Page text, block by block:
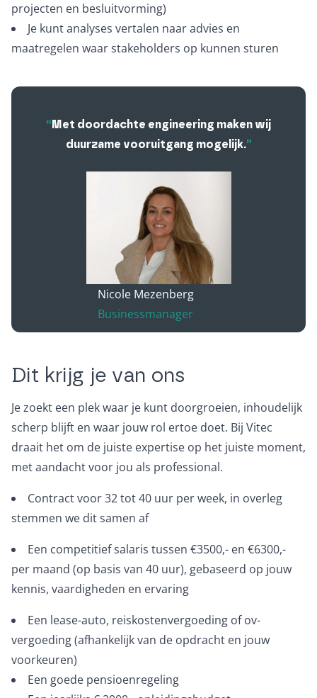
projecten en besluitvorming)
Je kunt analyses vertalen naar advies en
maatregelen waar stakeholders op kunnen sturen
“ Met doordachte engineering maken wij
duurzame vooruitgang mogelijk.”
Nicole Mezenberg
Businessmanager
Dit krijg je van ons
Je zoekt een plek waar je kunt doorgroeien, inhoudelijk
scherp blijft en waar jouw rol ertoe doet. Bij Vitec
draait het om de juiste expertise op het juiste moment,
met aandacht voor jou als professional.
Contract voor 32 tot 40 uur per week, in overleg
stemmen we dit samen af
Een competitief salaris tussen €3500,- en €6300,-
per maand (op basis van 40 uur), gebaseerd op jouw
kennis, vaardigheden en ervaring
Een lease-auto, reiskostenvergoeding of ov-
vergoeding (afhankelijk van de opdracht en jouw
voorkeuren)
Een goede pensioenregeling